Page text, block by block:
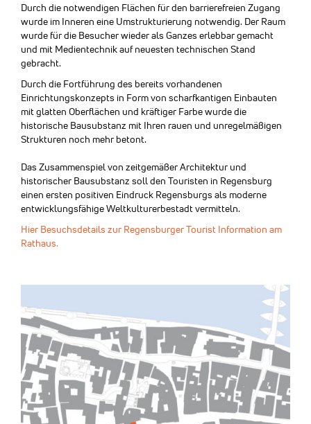
Durch die notwendigen Flächen für den barrierefreien Zugang
wurde im Inneren eine Umstrukturierung notwendig. Der Raum
wurde für die Besucher wieder als Ganzes erlebbar gemacht
und mit Medientechnik auf neuesten technischen Stand
gebracht.
Durch die Fortführung des bereits vorhandenen
Einrichtungskonzepts in Form von scharfkantigen Einbauten
mit glatten Oberflächen und kräftiger Farbe wurde die
historische Bausubstanz mit Ihren rauen und unregelmäßigen
Strukturen noch mehr betont.
Das Zusammenspiel von zeitgemäßer Architektur und
historischer Bausubstanz soll den Touristen in Regensburg
einen ersten positiven Eindruck Regensburgs als moderne
entwicklungsfähige Weltkulturerbestadt vermitteln.
Hier Besuchsdetails zur Regensburger Tourist Information am
Rathaus.